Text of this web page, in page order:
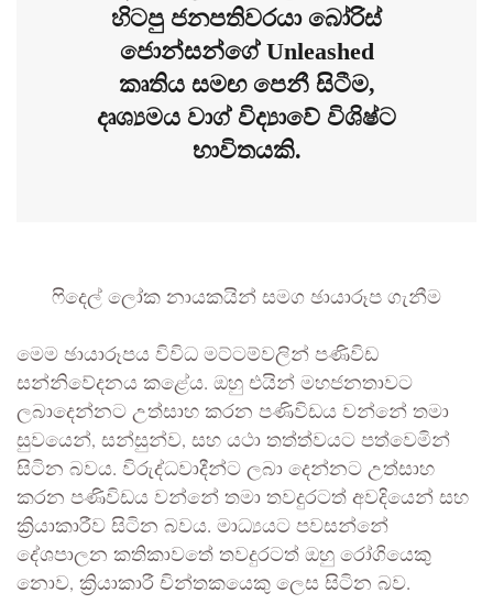
හිටපු ජනපතිවරයා බෝරිස්
ජොන්සන්ගේ Unleashed
කෘතිය සමඟ පෙනී සිටීම,
දෘශ්‍යමය වාග් විද්‍යාවේ විශිෂ්ට
භාවිතයකි.
ෆිදෙල් ලෝක නායකයින් සමග ඡායාරූප ගැනීම
මෙම ඡායාරූපය විවිධ මට්ටම්වලින් පණිවිඩ
සන්නිවේදනය කළේය. ඔහු එයින් මහජනතාවට
ලබාදෙන්නට උත්සාහ කරන පණිවිඩය වන්නේ තමා
සුවයෙන්, සන්සුන්ව, සහ යථා තත්ත්වයට පත්වෙමින්
සිටින බවය. විරුද්ධවාදීන්ට ලබා දෙන්නට උත්සාහ
කරන පණිවිඩය වන්නේ තමා තවදුරටත් අවදියෙන් සහ
ක්‍රියාකාරීව සිටින බවය. මාධ්‍යයට පවසන්නේ
දේශපාලන කතිකාවතේ තවදුරටත් ඔහු රෝගියෙකු
නොව, ක්‍රියාකාරී චින්තකයෙකු ලෙස සිටින බව.‍